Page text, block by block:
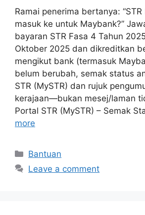
Ramai penerima bertanya:
masuk ke untuk Maybank?”
bayaran STR Fasa 4 Tahun
Oktober 2025 dan dikreditkan
mengikut bank (termasuk
belum berubah, semak status
STR (MySTR) dan rujuk
kerajaan—bukan mesej/laman
Portal STR (MySTR) – Semak
more
Categories
Bantuan
Leave a comment